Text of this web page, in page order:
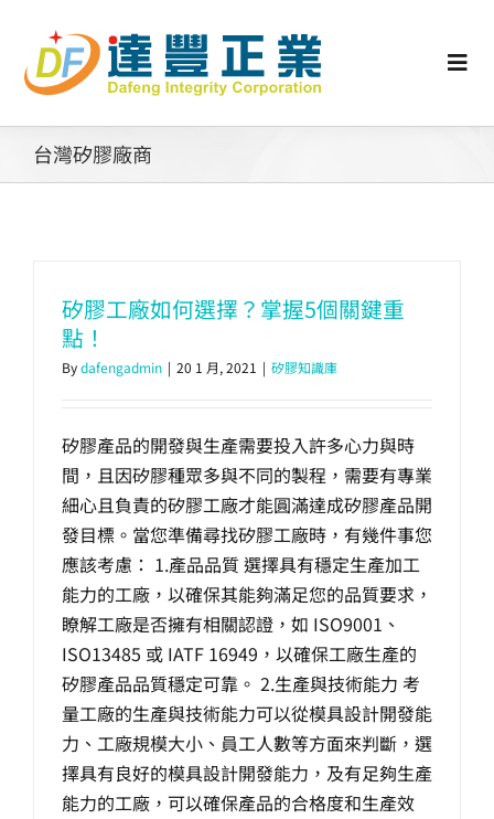
content
認識矽膠
工業零配件
消費性產品
矽膠客製
生產製造
選購指南
公司介紹
聯繫洽詢
台灣矽膠廠商
矽膠工廠如何選擇？掌握5個關鍵重
點！
Bydafengadmin | 20 1 月, 2021 | 矽膠知識庫
矽膠產品的開發與生產需要投入許多心力與時
間，且因矽膠種眾多與不同的製程，需要有專業
細心且負責的矽膠工廠才能圓滿達成矽膠產品開
發目標。當您準備尋找矽膠工廠時，有幾件事您
應該考慮： 1.產品品質 選擇具有穩定生產加工
能力的工廠，以確保其能夠滿足您的品質要求，
瞭解工廠是否擁有相關認證，如 ISO9001、
ISO13485 或 IATF 16949，以確保工廠生產的
矽膠產品品質穩定可靠。 2.生產與技術能力 考
量工廠的生產與技術能力可以從模具設計開發能
力、工廠規模大小、員工人數等方面來判斷，選
擇具有良好的模具設計開發能力，及有足夠生產
能力的工廠，可以確保產品的合格度和生產效